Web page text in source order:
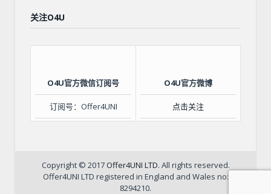
关注O4U
O4U官方微信订阅号
订阅号：Offer4UNI
O4U官方微博
点击关注
Copyright © 2017Offer4UNI LTD. All rights reserved.
Offer4UNI LTD registered in England and Wales no:
8294210.